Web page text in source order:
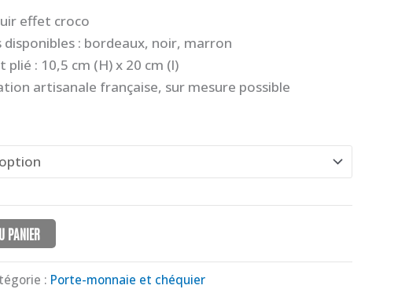
effet croco
disponibles : bordeaux, noir, marron
plié : 10,5 cm (H) x 20 cm (l)
artisanale française, sur mesure possible
PANIER
: Porte-monnaie et chéquier